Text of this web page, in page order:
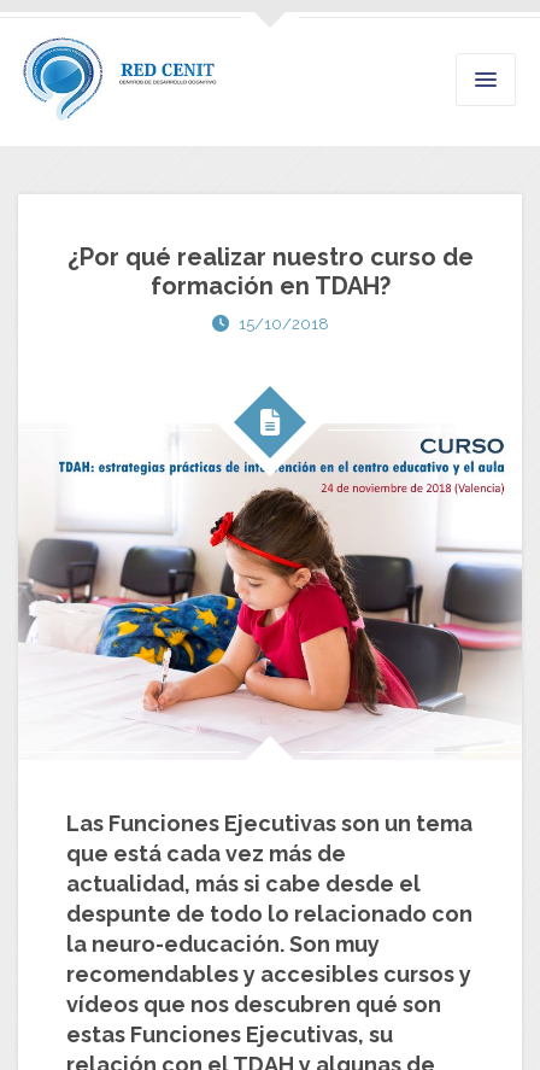
¿Por qué realizar nuestro curso de
formación en TDAH?
15/10/2018
Las Funciones Ejecutivas son un tema
que está cada vez más de
actualidad, más si cabe desde el
despunte de todo lo relacionado con
la neuro-educación. Son muy
recomendables y accesibles cursos y
vídeos que nos descubren qué son
estas Funciones Ejecutivas, su
relación con el TDAH y algunas de